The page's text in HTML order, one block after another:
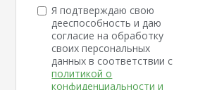
Я подтверждаю свою
дееспособность и даю
согласие на обработку
своих персональных
данных в соответствии с
политикой о
конфиденциальности и